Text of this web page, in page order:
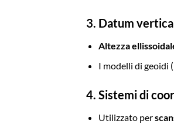
3. Datum
Altezza
I modelli di geoidi
4. Sistemi di
Utilizzato per